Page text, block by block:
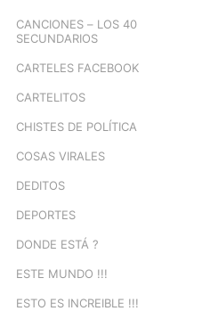
CANCIONES – LOS 40
SECUNDARIOS
CARTELES FACEBOOK
CARTELITOS
CHISTES DE POLÍTICA
COSAS VIRALES
DEDITOS
DEPORTES
DONDE ESTÁ ?
ESTE MUNDO !!!
ESTO ES INCREIBLE !!!